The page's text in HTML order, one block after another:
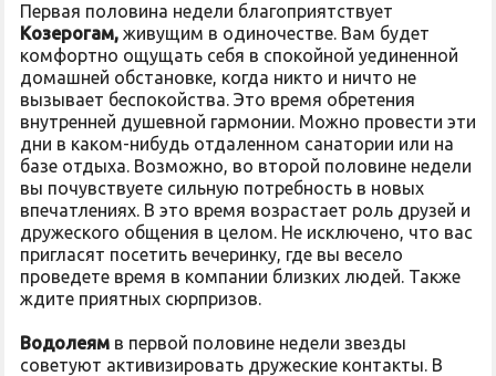
Первая половина недели благоприятствует
Козерогам, живущим в одиночестве. Вам будет
комфортно ощущать себя в спокойной уединенной
домашней обстановке, когда никто и ничто не
вызывает беспокойства. Это время обретения
внутренней душевной гармонии. Можно провести эти
дни в каком-нибудь отдаленном санатории или на
базе отдыха. Возможно, во второй половине недели
вы почувствуете сильную потребность в новых
впечатлениях. В это время возрастает роль друзей и
дружеского общения в целом. Не исключено, что вас
пригласят посетить вечеринку, где вы весело
проведете время в компании близких людей. Также
ждите приятных сюрпризов.
Водолеям в первой половине недели звезды
советуют активизировать дружеские контакты. В